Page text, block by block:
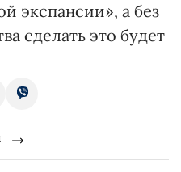
экспансии», а без
сделать это будет